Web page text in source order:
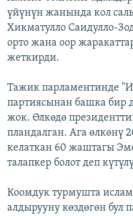
АЗАТТЫК+
ЫҢГАЙСЫЗ СУРООЛОР
үйүнүн жанында кол
Хикматулло Саидулло-
орто жана оор
жеткирди.
Тажик парламентинде
партиясынан башка бир
жок. Өлкөдө
пландалган. Ага
келаткан 60 жаштагы
талапкер болот деп
Коомдук турмушта
алдырууну көздөгөн бул